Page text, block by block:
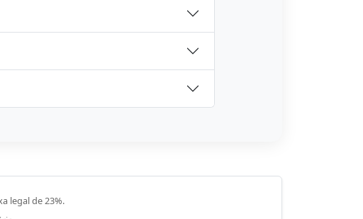
legal de 23%.